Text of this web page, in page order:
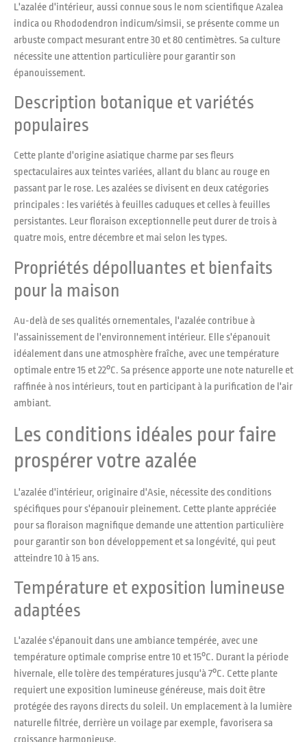
L'azalée d'intérieur, aussi connue sous le nom scientifique Azalea
indica ou Rhododendron indicum/simsii, se présente comme un
arbuste compact mesurant entre 30 et 80 centimètres. Sa culture
nécessite une attention particulière pour garantir son
épanouissement.
Description botanique et variétés
populaires
Cette plante d'origine asiatique charme par ses fleurs
spectaculaires aux teintes variées, allant du blanc au rouge en
passant par le rose. Les azalées se divisent en deux catégories
principales : les variétés à feuilles caduques et celles à feuilles
persistantes. Leur floraison exceptionnelle peut durer de trois à
quatre mois, entre décembre et mai selon les types.
Propriétés dépolluantes et bienfaits
pour la maison
Au-delà de ses qualités ornementales, l'azalée contribue à
l'assainissement de l'environnement intérieur. Elle s'épanouit
idéalement dans une atmosphère fraîche, avec une température
optimale entre 15 et 22°C. Sa présence apporte une note naturelle et
raffinée à nos intérieurs, tout en participant à la purification de l'air
ambiant.
Les conditions idéales pour faire
prospérer votre azalée
L'azalée d'intérieur, originaire d'Asie, nécessite des conditions
spécifiques pour s'épanouir pleinement. Cette plante appréciée
pour sa floraison magnifique demande une attention particulière
pour garantir son bon développement et sa longévité, qui peut
atteindre 10 à 15 ans.
Température et exposition lumineuse
adaptées
L'azalée s'épanouit dans une ambiance tempérée, avec une
température optimale comprise entre 10 et 15°C. Durant la période
hivernale, elle tolère des températures jusqu'à 7°C. Cette plante
requiert une exposition lumineuse généreuse, mais doit être
protégée des rayons directs du soleil. Un emplacement à la lumière
naturelle filtrée, derrière un voilage par exemple, favorisera sa